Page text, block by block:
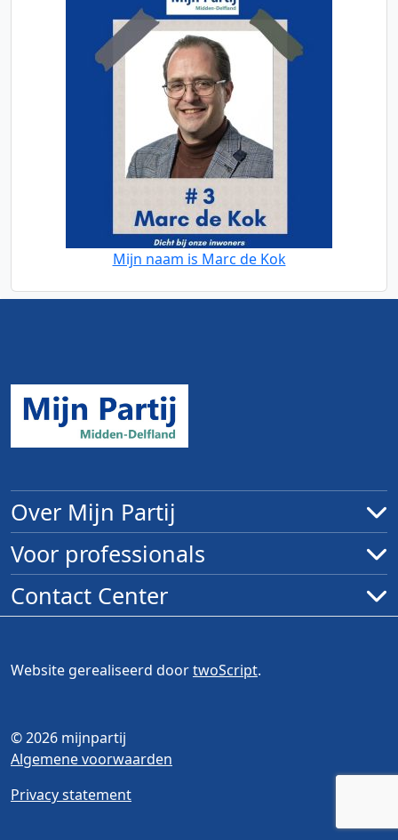
Mijn naam is Marc de Kok
Over Mijn Partij
Voor professionals
Contact Center
© 2026 mijnpartij
Algemene voorwaarden
Privacy statement
Website gerealiseerd doortwoScript.